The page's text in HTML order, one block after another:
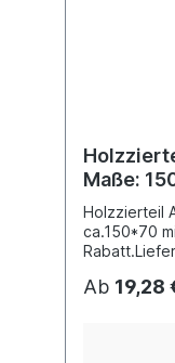
Holzzierteil
Holzzierteil
ca.150*70
Ab 19,28